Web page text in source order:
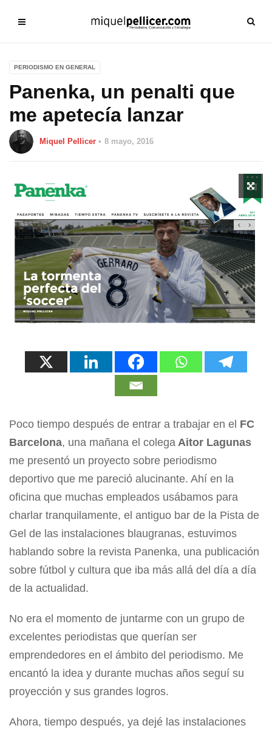
PERIODISMO EN GENERAL
Panenka, un penalti que
me apetecía lanzar
Miquel Pellicer 8 mayo, 2016
Poco tiempo después de entrar a trabajar en el FC
Barcelona, una mañana el colega Aitor Lagunas
me presentó un proyecto sobre periodismo
deportivo que me pareció alucinante. Ahí en la
oficina que muchas empleados usábamos para
charlar tranquilamente, el antiguo bar de la Pista de
Gel de las instalaciones blaugranas, estuvimos
hablando sobre la revista Panenka, una publicación
sobre fútbol y cultura que iba más allá del día a día
de la actualidad.
No era el momento de juntarme con un grupo de
excelentes periodistas que querían ser
emprendedores en el ámbito del periodismo. Me
encantó la idea y durante muchas años seguí su
proyección y sus grandes logros.
Ahora, tiempo después, ya dejé las instalaciones